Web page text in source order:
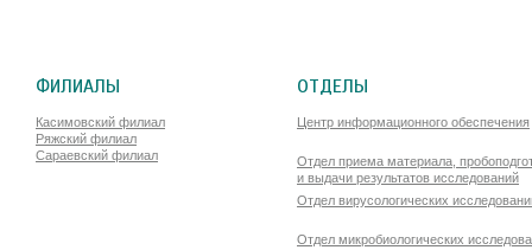
ФИЛИАЛЫ
Касимовский филиал
Ряжский филиал
Сараевский филиал
ОТДЕЛЫ
Центр информационного обеспечения
Отдел приема материала,
и выдачи результатов исследований
Отдел вирусологических
Отдел микробиологических